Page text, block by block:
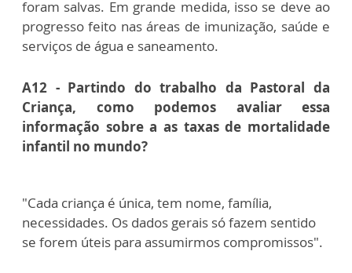
foram salvas. Em grande medida, isso se deve ao
progresso feito nas áreas de imunização, saúde e
serviços de água e saneamento.
A12 - Partindo do trabalho da Pastoral da
Criança, como podemos avaliar essa
informação sobre a as taxas de mortalidade
infantil no mundo?
"Cada criança é única, tem nome, família,
necessidades. Os dados gerais só fazem sentido
se forem úteis para assumirmos compromissos".